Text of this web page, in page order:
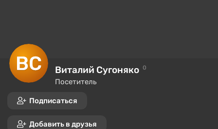
Виталий Сугоняко 0
Посетитель
Подписаться
Добавить в друзья